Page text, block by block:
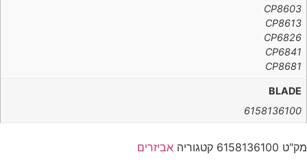
CP8603
CP8613
CP6826
CP6841
CP8681
BLADE
6158136100
מק"ט 6158136100 קטגוריה אביזרים